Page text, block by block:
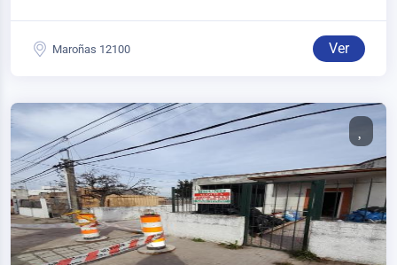
Maroñas 12100 Ver